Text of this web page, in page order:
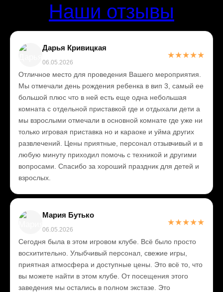
Наши отзывы
Дарья Кривицкая
06.05.2026
★★★★★
Отличное место для проведения Вашего мероприятия.
Мы отмечали день рождения ребенка в вип 3, самый ее
большой плюс что в ней есть еще одна небольшая
комната с отдельной приставкой где и отдыхали дети а
мы взрослыми отмечали в основной комнате где уже ни
только игровая приставка но и караоке и уйма других
развлечений. Цены приятные, персонал отзывчивый и в
любую минуту приходил помочь с техникой и другими
вопросами. Спасибо за хороший праздник для детей и
взрослых.
Мария Бутько
06.05.2026
★★★★★
Сегодня была в этом игровом клубе. Всё было просто
восхитительно. Улыбчивый персонал, свежие игры,
приятная атмосфера и доступные цены. Это всё то, что
вы можете найти в этом клубе. От посещения этого
заведения мы остались в полном экстазе. Это